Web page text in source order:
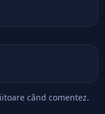
când comentez.